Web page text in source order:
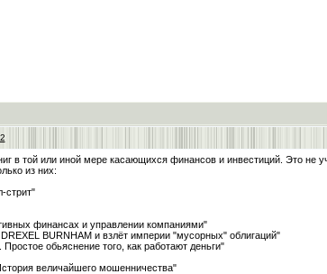
в той или иной мере касающихся финансов и инвестиций. Это не
из них:
стрит"
финансах и управлении компаниями"
BURNHAM и взлёт империи "мусорных" облигаций"
обьяснение того, как работают деньги"
величайшего мошенничества"